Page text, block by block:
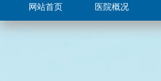
网站首页 医院概况